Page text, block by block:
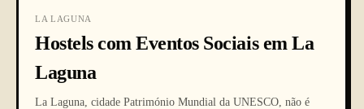
LA LAGUNA
Hostels com Eventos Sociais em La
Laguna
La Laguna, cidade Património Mundial da UNESCO, não é